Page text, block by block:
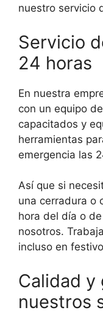
nuestro servicio
Servicio
24 horas
En nuestra
con un equipo
capacitados y
herramientas
emergencia las
Así que si
una cerradura o
hora del día o
nosotros.
incluso en
Calidad y
nuestros